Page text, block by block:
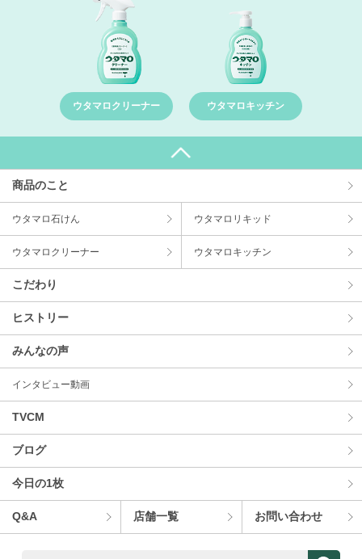
ウタマロクリーナー ウタマロキッチン
商品のこと
ウタマロ⽯けん ウタマロリキッド
ウタマロクリーナー ウタマロキッチン
こだわり
ヒストリー
みんなの声
インタビュー動画
TVCM
ブログ
今⽇の1枚
Q&A 店舗⼀覧 お問い合わせ